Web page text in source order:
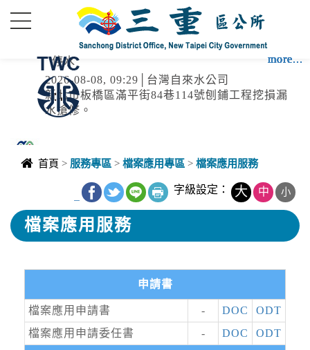
停水
2026-08-08, 09:29│台灣自來水公司
新北市板橋區滿平街84巷114號刨鋪工程挖損漏
水搶修。
more...
福美街136號對面，破管搶修
more...
7SEA13DOLPHIN白海豚2026-08-
08T00:00:00+00:0027.00,126.103545962280中
度颱風TYPHOON2026-08-
09T00:00:00+00:0027.40,123.403343970250中
度颱風 白海豚（國際...
more...
降雨
more...
more...
more...
more...
more...
more...
more...
首頁 > 服務專區 > 檔案應用專區 > 檔案應用服務
字級設定： 大 中 小
檔案應用服務
申請書
檔案應用申請書 - DOC
ODT
檔案應用申請委任書
- DOC ODT